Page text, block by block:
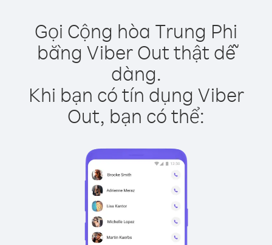
Gọi Cộng hòa Trung Phi
bằng Viber Out thật dễ
dàng.
Khi bạn có tín dụng Viber
Out, bạn có thể: